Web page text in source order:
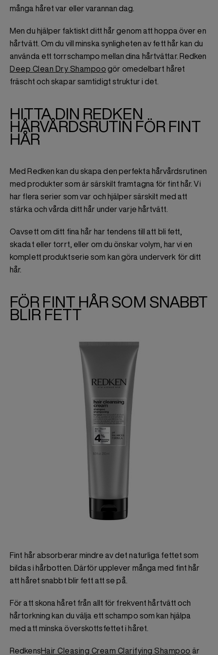
många håret var eller varannan dag.
Men du hjälper faktiskt ditt hår genom att hoppa över en
hårtvätt. Om du vill minska synligheten av fett hår kan du
använda ett torrschampo mellan dina hårtvättar. Redken
Deep Clean Dry Shampoo gör omedelbart håret
fräscht och skapar samtidigt struktur i det.
HITTA DIN REDKEN
HÅRVÅRDSRUTIN FÖR FINT
HÅR
Med Redken kan du skapa den perfekta hårvårdsrutinen
med produkter som är särskilt framtagna för fint hår. Vi
har flera serier som var och hjälper särskilt med att
stärka och vårda ditt hår under varje hårtvätt.
Oavsett om ditt fina hår har tendens till att bli fett,
skadat eller torrt, eller om du önskar volym, har vi en
komplett produktserie som kan göra underverk för ditt
hår.
FÖR FINT HÅR SOM SNABBT
BLIR FETT
Fint hår absorberar mindre av det naturliga fettet som
bildas i hårbotten. Därför upplever många med fint hår
att håret snabbt blir fett att se på.
För att skona håret från allt för frekvent hårtvätt och
hårtorkning kan du välja ett schampo som kan hjälpa
med att minska överskottsfettet i håret.
RedkensHair Cleasing Cream Clarifying Shampoo är